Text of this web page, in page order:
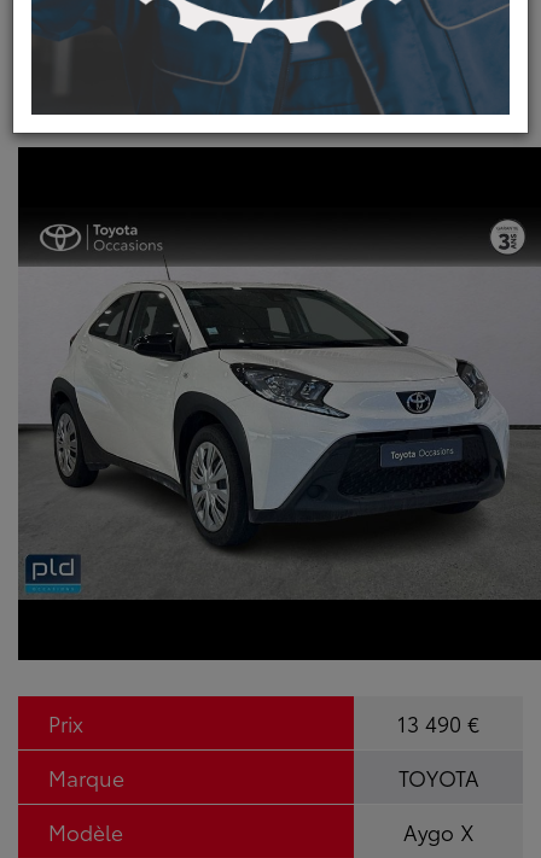
13 490 €
soit 192 € / mois
Prix
13 490 €
Marque
TOYOTA
Modèle
Aygo X